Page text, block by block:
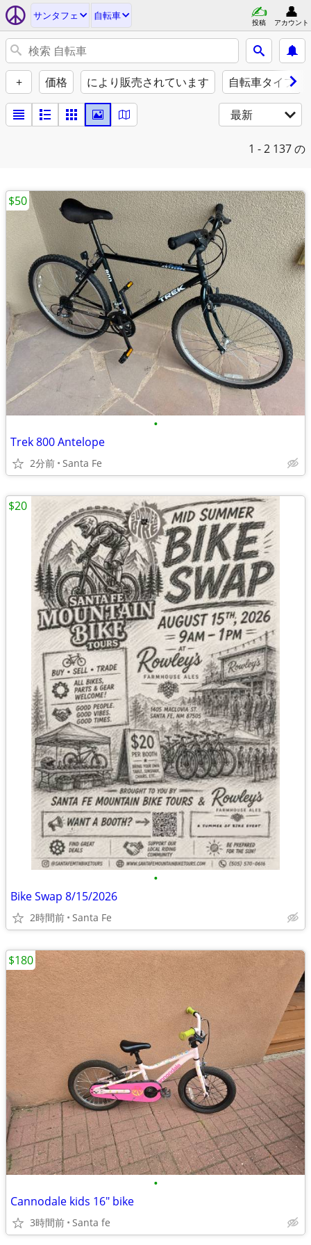
サンタフェ 自転車
投稿 アカウント
+ 価格 により販売されています 自転車タイプ
最新
1 - 2 137 の
•
Trek 800 Antelope
2分前 Santa Fe
$50
•
Bike Swap 8/15/2026
2時間前 Santa Fe
$20
•
Cannodale kids 16" bike
3時間前 Santa fe
$180